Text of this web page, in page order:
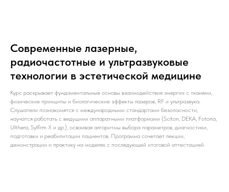
Современные лазерные,
радиочастотные и ультразвуковые
технологии в эстетической медицине
Курс раскрывает фундаментальные основы взаимодействия энергии с тканями,
физические принципы и биологические эффекты лазеров, RF и ультразвука.
Слушатели познакомятся с международными стандартами безопасности,
научатся работать с ведущими аппаратными платформами (Sciton, DEKA, Fotona,
Ulthera, Sylfirm X и др.), осваивая алгоритмы выбора параметров, диагностики,
подготовки и реабилитации пациентов. Программа сочетает лекции,
демонстрации и практику на моделях с последующей итоговой аттестацией.